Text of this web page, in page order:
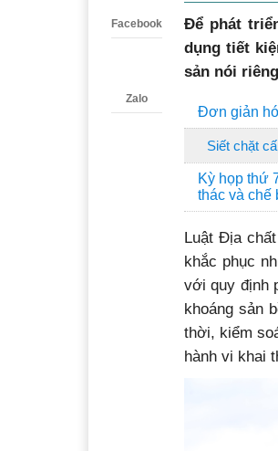
Facebook
Zalo
Để phát
dụng tiết
sản nói
Đơn giản
Siết chặt
Kỳ họp thứ
thác và chế
Luật Địa
khắc phục
với quy định
khoáng sản
thời, kiểm
hành vi khai